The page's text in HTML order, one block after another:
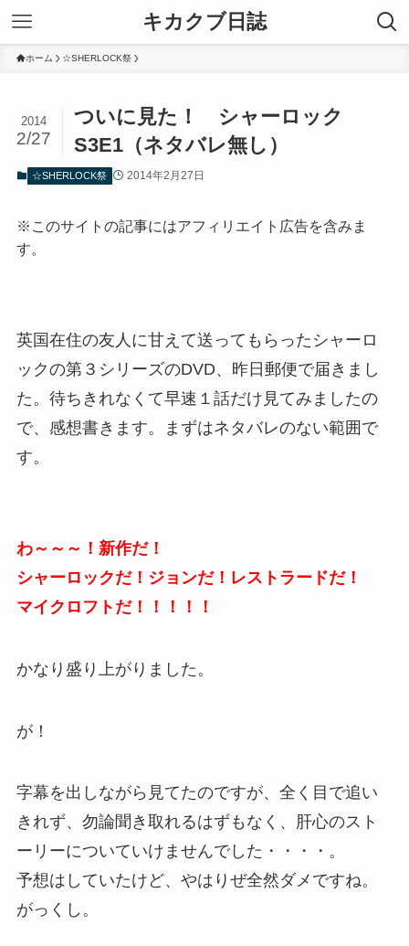
キカクブ日誌
ホーム ☆SHERLOCK祭
ついに見た！ シャーロック
S3E1（ネタバレ無し）
2014
2/27
☆SHERLOCK祭 2014年2月27日
※このサイトの記事にはアフィリエイト広告を含みま
す。
英国在住の友人に甘えて送ってもらったシャーロ
ックの第３シリーズのDVD、昨日郵便で届きまし
た。待ちきれなくて早速１話だけ見てみましたの
で、感想書きます。まずはネタバレのない範囲で
す。
わ～～～！新作だ！
シャーロックだ！ジョンだ！レストラードだ！
マイクロフトだ！！！！！
かなり盛り上がりました。
が！
字幕を出しながら見てたのですが、全く目で追い
きれず、勿論聞き取れるはずもなく、肝心のスト
ーリーについていけませんでした・・・・。
予想はしていたけど、やはりぜ全然ダメですね。
がっくし。